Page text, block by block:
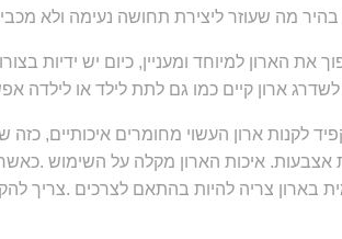
מה שעוזר ליצירת תחושה נעימה ולא
את הארון למיוחד ומעניין, כיום יש ידיות
ארון קיים כמו גם לתת לילד או לילדה
איכות הארון מקלה על השימוש
בארון צריה להיות בהתאם לצרכים .צריך